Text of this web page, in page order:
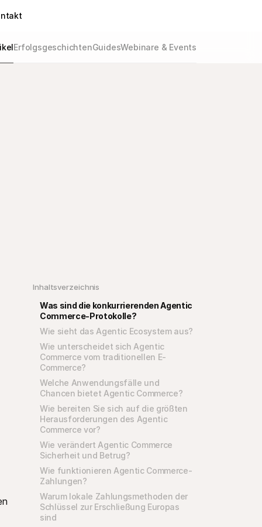
ErfolgsgeschichtenGuidesWebinare & Events
Inhaltsverzeichnis
Was sind die konkurrierenden Agentic
Commerce-Protokolle?
Wie sieht das Agentic Ecosystem aus?
Wie unterscheidet sich Agentic
Commerce vom traditionellen E-
Commerce?
Welche Anwendungsfälle und
Chancen bietet Agentic Commerce?
Wie bereiten Sie sich auf die größten
Herausforderungen des Agentic
Commerce vor?
Wie verändert Agentic Commerce
Sicherheit und Betrug?
Wie funktionieren Agentic Commerce-
Zahlungen?
Warum lokale Zahlungsmethoden der
Schlüssel zur Erschließung Europas
sind